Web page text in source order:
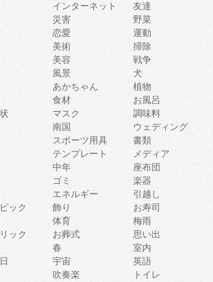
インターネット
友達
災害
野菜
恋愛
運動
美術
掃除
美容
戦争
風景
犬
あかちゃん
植物
食材
お風呂
マスク 調味料
南国
ウェディング
スポーツ用具
書類
テンプレート
メディア
中年
座布団
ゴミ
楽器
エネルギー
引越し
ック
飾り お寿司
体育
梅雨
ック
お葬式 思い出
春
室内
宇宙 英語
吹奏楽
トイレ